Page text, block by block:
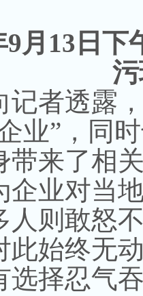
13日下
者透露，
业”，同
带来了相
企业对当
人则敢怒
此始终无
选择忍气